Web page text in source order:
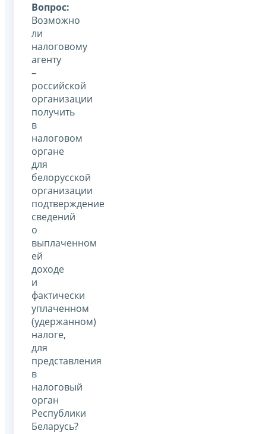
Вопрос:
Возможно
ли
налоговому
агенту
–
российской
организации
получить
в
налоговом
органе
для
белорусской
организации
подтверждение
сведений
о
выплаченном
ей
доходе
и
фактически
уплаченном
(удержанном)
налоге,
для
представления
в
налоговый
орган
Республики
Беларусь?